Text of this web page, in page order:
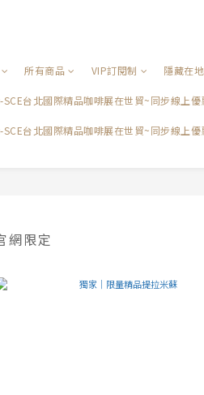
所有商品 VIP訂閱制 隱藏在
台北國際精品咖啡展在世貿~同步線上
台北國際精品咖啡展在世貿~同步線上
網限定